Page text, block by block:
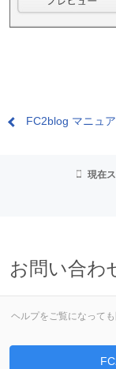
FC2blog マニュ
現在
お問い合わ
ヘルプをご覧になって